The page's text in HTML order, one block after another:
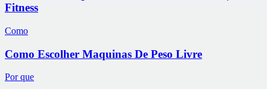
Fitness
Como
Como Escolher Maquinas De Peso Livre
Por que